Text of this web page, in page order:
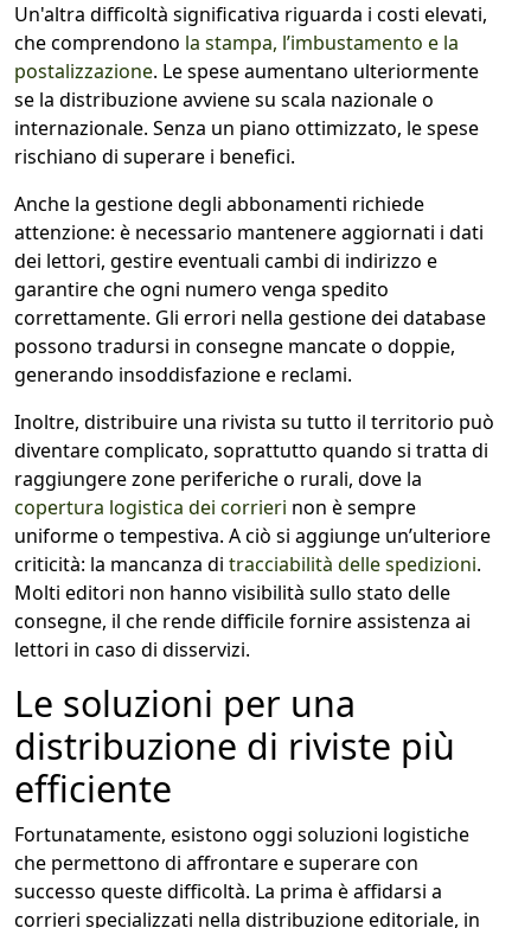
Un'altra difficoltà significativa riguarda i costi elevati,
che comprendono la stampa, l’imbustamento e la
postalizzazione. Le spese aumentano ulteriormente
se la distribuzione avviene su scala nazionale o
internazionale. Senza un piano ottimizzato, le spese
rischiano di superare i benefici.
Anche la gestione degli abbonamenti richiede
attenzione: è necessario mantenere aggiornati i dati
dei lettori, gestire eventuali cambi di indirizzo e
garantire che ogni numero venga spedito
correttamente. Gli errori nella gestione dei database
possono tradursi in consegne mancate o doppie,
generando insoddisfazione e reclami.
Inoltre, distribuire una rivista su tutto il territorio può
diventare complicato, soprattutto quando si tratta di
raggiungere zone periferiche o rurali, dove la
copertura logistica dei corrieri non è sempre
uniforme o tempestiva. A ciò si aggiunge un’ulteriore
criticità: la mancanza di tracciabilità delle spedizioni.
Molti editori non hanno visibilità sullo stato delle
consegne, il che rende difficile fornire assistenza ai
lettori in caso di disservizi.
Le soluzioni per una
distribuzione di riviste più
efficiente
Fortunatamente, esistono oggi soluzioni logistiche
che permettono di affrontare e superare con
successo queste difficoltà. La prima è affidarsi a
corrieri specializzati nella distribuzione editoriale, in